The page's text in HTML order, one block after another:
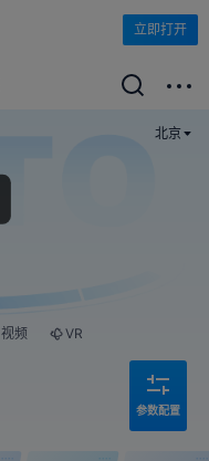
立即打开
北京
视频 VR
参数配置